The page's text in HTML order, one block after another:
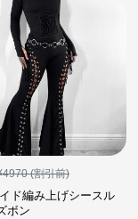
4970(割引前)
ド編み上げシースル
ボン